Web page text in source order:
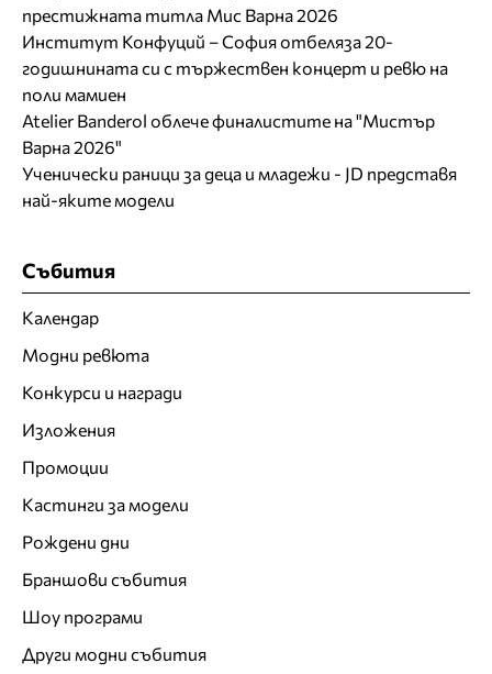
престижната титла Мис Варна 2026
Институт Конфуций – София отбеляза 20-
годишнината си с тържествен концерт и ревю на
поли мамиен
Atelier Banderol облече финалистите на "Мистър
Варна 2026"
Ученически раници за деца и младежи - JD представя
най-яките модели
Събития
Календар
Модни ревюта
Конкурси и награди
Изложения
Промоции
Кастинги за модели
Рождени дни
Браншови събития
Шоу програми
Други модни събития